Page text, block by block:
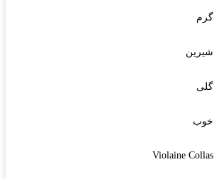
گرم
شیرین
گلی
خوب
Violaine Collas